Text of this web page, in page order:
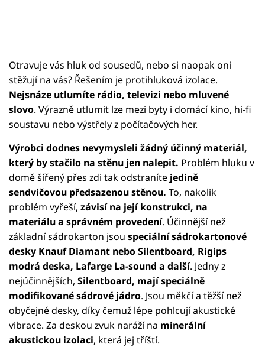
Otravuje vás hluk od sousedů, nebo si naopak oni
stěžují na vás? Řešením je protihluková izolace.
Nejsnáze utlumíte rádio, televizi nebo mluvené
slovo. Výrazně utlumit lze mezi byty i domácí kino, hi-fi
soustavu nebo výstřely z počítačových her.
Výrobci dodnes nevymysleli žádný účinný materiál,
který by stačilo na stěnu jen nalepit. Problém hluku v
domě šířený přes zdi tak odstraníte jedině
sendvičovou předsazenou stěnou. To, nakolik
problém vyřeší, závisí na její konstrukci, na
materiálu a správném provedení. Účinnější než
základní sádrokarton jsou speciální sádrokartonové
desky Knauf Diamant nebo Silentboard, Rigips
modrá deska, Lafarge La-sound a další. Jedny z
nejúčinnějších, Silentboard, mají speciálně
modifikované sádrové jádro. Jsou měkčí a těžší než
obyčejné desky, díky čemuž lépe pohlcují akustické
vibrace. Za deskou zvuk naráží na minerální
akustickou izolaci, která jej tříští.